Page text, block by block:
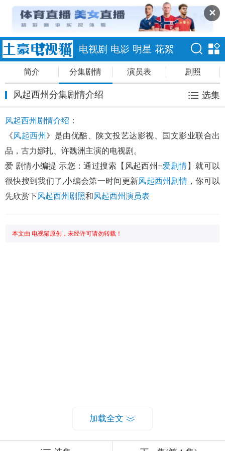
✕
电视剧 电影 明星 花絮
简介 分集剧情 演员表 剧照
风起西州分集剧情介绍 选集
风起西州剧情介绍 ：
《风起西州 》是由优酷、陕文投艺达影视、国文影业联合出
品，古力娜扎、许魏洲主演的电视剧。
爱 剧情小编提 示您：通过搜索【风起西州+爱剧情 】就可以
很快搜到我们了,小编会第一时间更新风起西州剧情 ，你可以
先欣赏下风起西州剧照和风起西州演员表
本文由 电视猫原创，未经许可请勿转载！
加载全文